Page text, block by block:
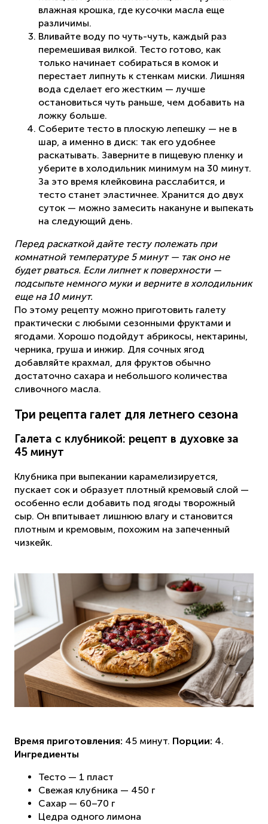
влажная крошка, где кусочки масла еще
различимы.
Вливайте воду по чуть-чуть, каждый раз
перемешивая вилкой. Тесто готово, как
только начинает собираться в комок и
перестает липнуть к стенкам миски. Лишняя
вода сделает его жестким — лучше
остановиться чуть раньше, чем добавить на
ложку больше.
Соберите тесто в плоскую лепешку — не в
шар, а именно в диск: так его удобнее
раскатывать. Заверните в пищевую пленку и
уберите в холодильник минимум на 30 минут.
За это время клейковина расслабится, и
тесто станет эластичнее. Хранится до двух
суток — можно замесить накануне и выпекать
на следующий день.
Перед раскаткой дайте тесту полежать при
комнатной температуре 5 минут — так оно не
будет рваться. Если липнет к поверхности —
подсыпьте немного муки и верните в холодильник
еще на 10 минут.
По этому рецепту можно приготовить галету
практически с любыми сезонными фруктами и
ягодами. Хорошо подойдут абрикосы, нектарины,
черника, груша и инжир. Для сочных ягод
добавляйте крахмал, для фруктов обычно
достаточно сахара и небольшого количества
сливочного масла.
Три рецепта галет для летнего сезона
Галета с клубникой: рецепт в духовке за
45 минут
Клубника при выпекании карамелизируется,
пускает сок и образует плотный кремовый слой —
особенно если добавить под ягоды творожный
сыр. Он впитывает лишнюю влагу и становится
плотным и кремовым, похожим на запеченный
чизкейк.
Время приготовления: 45 минут. Порции: 4.
Ингредиенты
Тесто — 1 пласт
Свежая клубника — 450 г
Сахар — 60–70 г
Цедра одного лимона